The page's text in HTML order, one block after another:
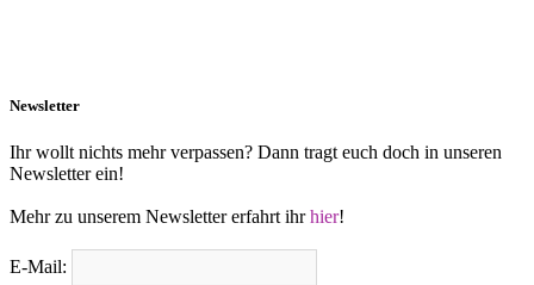
Newsletter
Ihr wollt nichts mehr verpassen? Dann tragt euch doch in unseren
Newsletter ein!
Mehr zu unserem Newsletter erfahrt ihrhier!
E-Mail: